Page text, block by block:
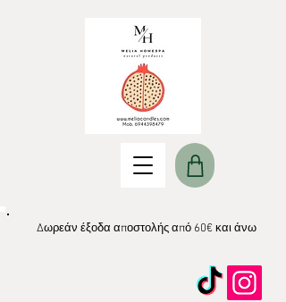
Δωρεάν έξοδα αποστολής από 60€ και άνω